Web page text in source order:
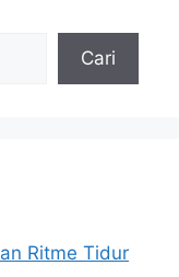
Cari
Ritme Tidur